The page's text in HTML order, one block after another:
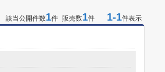
該当公開件数1件 販売数1件 1-1件表示